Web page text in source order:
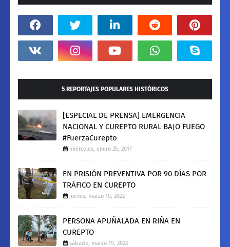
5 REPORTAJES POPULARES HISTÓRICOS
[ESPECIAL DE PRENSA] EMERGENCIA
NACIONAL Y CUREPTO RURAL BAJO FUEGO
#FuerzaCurepto
miércoles, enero 25, 2017
EN PRISIÓN PREVENTIVA POR 90 DÍAS POR
TRÁFICO EN CUREPTO
jueves, marzo 10, 2022
PERSONA APUÑALADA EN RIÑA EN
CUREPTO
sábado, marzo 19, 2022